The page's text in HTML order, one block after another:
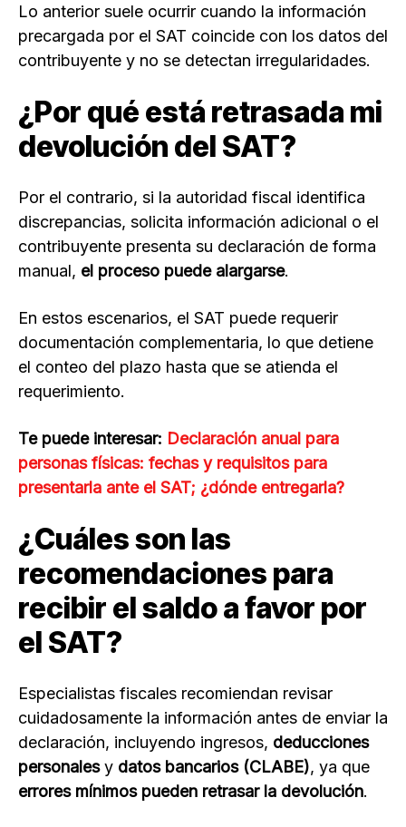
Lo anterior suele ocurrir cuando la información
precargada por el SAT coincide con los datos del
contribuyente y no se detectan irregularidades.
¿Por qué está retrasada mi
devolución del SAT?
Por el contrario, si la autoridad fiscal identifica
discrepancias, solicita información adicional o el
contribuyente presenta su declaración de forma
manual, el proceso puede alargarse.
En estos escenarios, el SAT puede requerir
documentación complementaria, lo que detiene
el conteo del plazo hasta que se atienda el
requerimiento.
Te puede interesar: Declaración anual para
personas físicas: fechas y requisitos para
presentarla ante el SAT; ¿dónde entregarla?
¿Cuáles son las
recomendaciones para
recibir el saldo a favor por
el SAT?
Especialistas fiscales recomiendan revisar
cuidadosamente la información antes de enviar la
declaración, incluyendo ingresos, deducciones
personalesy datos bancarios (CLABE), ya que
errores mínimos pueden retrasar la devolución.